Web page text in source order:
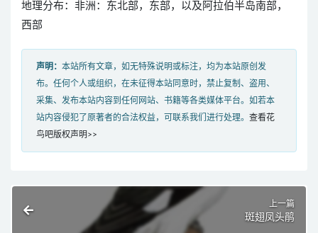
地理分布：非洲：东北部，东部，以及阿拉伯半岛南部，
西部
声明： 本站所有文章，如无特殊说明或标注，均为本站原创发
布。任何个人或组织，在未征得本站同意时，禁止复制、盗用、
采集、发布本站内容到任何网站、书籍等各类媒体平台。如若本
站内容侵犯了原著者的合法权益，可联系我们进行处理。 查看花
鸟吧版权声明>>
上一篇
斑翅凤头鹃